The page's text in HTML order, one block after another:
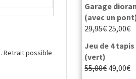
Retrait possible
Garage
(avec un
29,95€25,00€
Jeu de 4 tapis
(vert)
55,00€49,00€